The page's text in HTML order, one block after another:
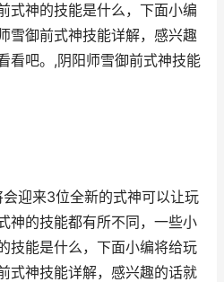
式神的技能是什么，下面小编
雪御前式神技能详解，感兴趣
看吧。,阴阳师雪御前式神技能
迎来3位全新的式神可以让玩
神的技能都有所不同，一些小
技能是什么，下面小编将给玩
式神技能详解，感兴趣的话就